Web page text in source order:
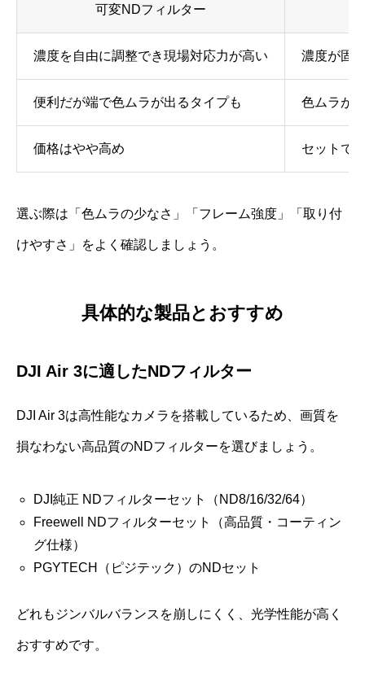
可変NDフィルター
濃度を自由に調整でき現場対応力が高い 濃度が固
便利だが端で色ムラが出るタイプも 色ムラが
価格はやや高め セットで
選ぶ際は「色ムラの少なさ」「フレーム強度」「取り付
けやすさ」をよく確認しましょう。
具体的な製品とおすすめ
DJI Air 3に適したNDフィルター
DJI Air 3は高性能なカメラを搭載しているため、画質を
損なわない高品質のNDフィルターを選びましょう。
DJI純正 NDフィルターセット（ND8/16/32/64）
Freewell NDフィルターセット（高品質・コーティン
グ仕様）
PGYTECH（ピジテック）のNDセット
どれもジンバルバランスを崩しにくく、光学性能が高く
おすすめです。